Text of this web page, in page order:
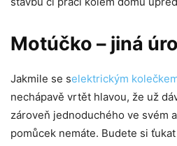
Motúčko – jiná
Jakmile se selektrickým
nechápavě vrtět hlavou, že už
zároveň jednoduchého ve svém
pomůcek nemáte. Budete si